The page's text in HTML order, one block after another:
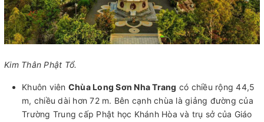
Kim Thân Phật Tổ.
Khuôn viên Chùa Long Sơn Nha Trang có chiều rộng 44,5
m, chiều dài hơn 72 m. Bên cạnh chùa là giảng đường của
Trường Trung cấp Phật học Khánh Hòa và trụ sở của Giáo